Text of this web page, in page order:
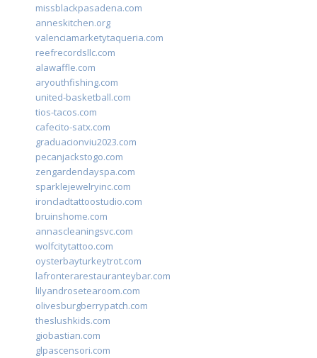
missblackpasadena.com
anneskitchen.org
valenciamarketytaqueria.com
reefrecordsllc.com
alawaffle.com
aryouthfishing.com
united-basketball.com
tios-tacos.com
cafecito-satx.com
graduacionviu2023.com
pecanjackstogo.com
zengardendayspa.com
sparklejewelryinc.com
ironcladtattoostudio.com
bruinshome.com
annascleaningsvc.com
wolfcitytattoo.com
oysterbayturkeytrot.com
lafronterarestauranteybar.com
lilyandrosetearoom.com
olivesburgberrypatch.com
theslushkids.com
giobastian.com
glpascensori.com